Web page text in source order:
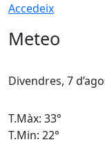
Accedeix
Meteo
Divendres, 7
T.Màx: 33°
T.Min: 22°